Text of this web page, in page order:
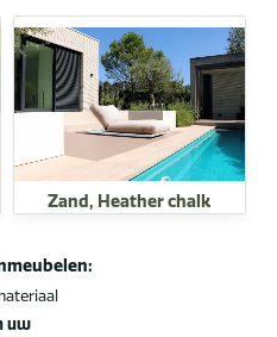
Zand, Heather chalk
uw